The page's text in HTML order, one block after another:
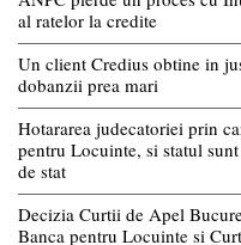
al ratelor la credite
Un client Credius obtine in
dobanzii prea mari
Hotararea judecatoriei prin
pentru Locuinte, si statul
de stat
Decizia Curtii de Apel
Banca pentru Locuinte si